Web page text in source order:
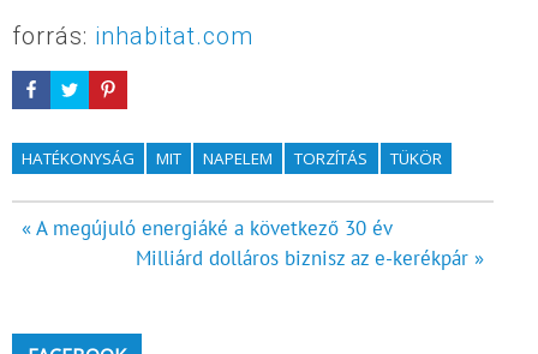
forrás: inhabitat.com
HATÉKONYSÁG MIT NAPELEM TORZÍTÁS TÜKÖR
Bejegyzés
navigáció
« A megújuló energiáké a következő 30 év
Milliárd dolláros biznisz az e-kerékpár »